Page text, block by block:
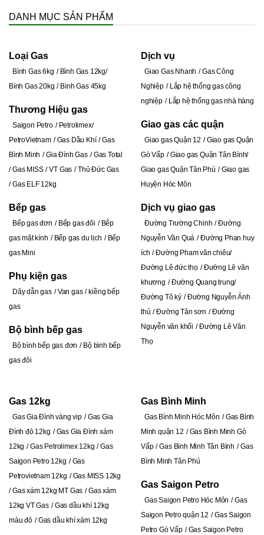
DANH MỤC SẢN PHẨM
Loại Gas
Bình Gas 6kg
Bình Gas 12kg
Bình Gas 20kg
Bình Gas 45kg
Thương Hiệu gas
Saigon Petro
Petrolimex
PetroVietnam
Gas Dầu Khí
Gas
Bình Minh
Gia Đình Gas
Gas Total
Gas MISS
VT Gas
Thủ Đức Gas
Gas ELF 12kg
Bếp gas
Bếp gas đơn Bếp gas đôi
Bếp
gas mặt kính
Bếp gas du lịch
Bếp
gas Mini
Phụ kiện gas
Dây dẫn gas Van gas
kiềng bếp
gas
Bộ bình bếp gas
Bộ bình bếp gas đơn
Bộ bình bếp
gas đôi
Dịch vụ
Giao Gas Nhanh
Gas Công
Nghiệp
Lắp hệ thống gas công
nghiệp
Lắp hệ thống gas nhà hàng
Giao gas các quận
Giao gas Quận 12
Giao gas Quận
Gò Vấp
Giao gas Quận Tân Bình
Giao gas Quận Tân Phú
Giao gas
Huyện Hóc Môn
Dịch vụ giao gas
Đường Trường Chinh Đường
Nguyễn Văn Quá
Đường Phan huy
ích
Đường Pham văn chiêu
Đường Lê đức thọ
Đường Lê văn
khương
Đường Quang trung
Đường Tô ký
Đường Nguyễn Ảnh
thủ
Đường Tân sơn
Đường
Nguyễn văn khối
Đường Lê Văn
Thọ
Gas 12kg
Gas Gia Đình vàng vip
Gas Gia
Đình đỏ 12kg
Gas Gia Đình xám
12kg
Gas Petrolimex 12kg
Gas
Saigon Petro 12kg
Gas
Petrovietnam 12kg
Gas MISS 12kg
Gas xám 12kg MT Gas
Gas xám
12kg VT Gas
Gas dầu khí 12kg
màu đỏ
Gas dầu khí xám 12kg
Gas Bình Minh
Gas Bình Minh Hóc Môn
Gas Bình
Minh quận 12
Gas Bình Minh Gò
Vấp
Gas Bình Minh Tân Bình
Gas
Bình Minh Tân Phú
Gas Saigon Petro
Gas Saigon Petro Hóc Môn
Gas
Saigon Petro quận 12
Gas Saigon
Petro Gò Vấp
Gas Saigon Petro